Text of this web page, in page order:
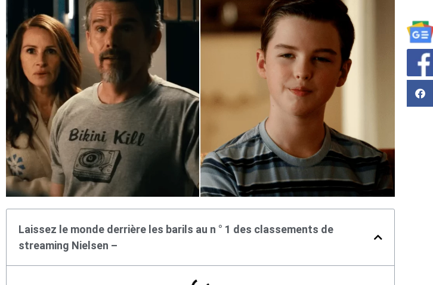
Laissez le monde derrière les barils au n ° 1 des classements de
streaming Nielsen –